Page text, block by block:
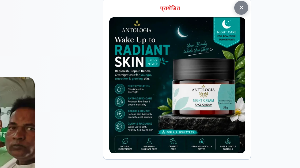
×
प्रायोजित